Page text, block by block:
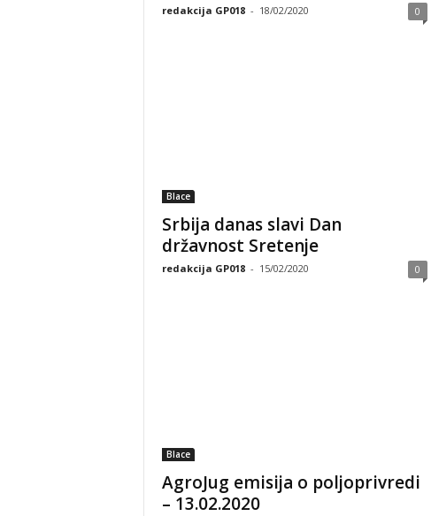
redakcija GP018 - 18/02/2020 0
Blace
Srbija danas slavi Dan
državnost Sretenje
redakcija GP018 - 15/02/2020 0
Blace
AgroJug emisija o poljoprivredi
– 13.02.2020